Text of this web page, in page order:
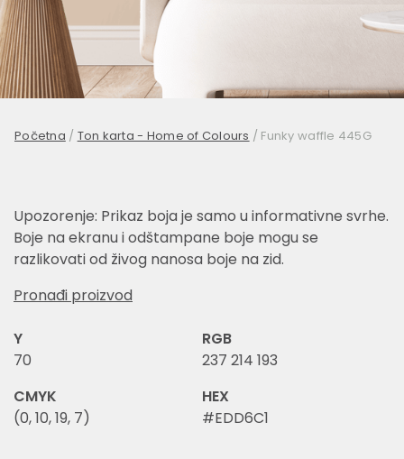
Početna / Ton karta - Home of Colours / Funky waffle 445G
Upozorenje: Prikaz boja je samo u informativne svrhe.
Boje na ekranu i odštampane boje mogu se
razlikovati od živog nanosa boje na zid.
Pronađi proizvod
Y
70
RGB
237 214 193
CMYK
(0, 10, 19, 7)
HEX
#EDD6C1